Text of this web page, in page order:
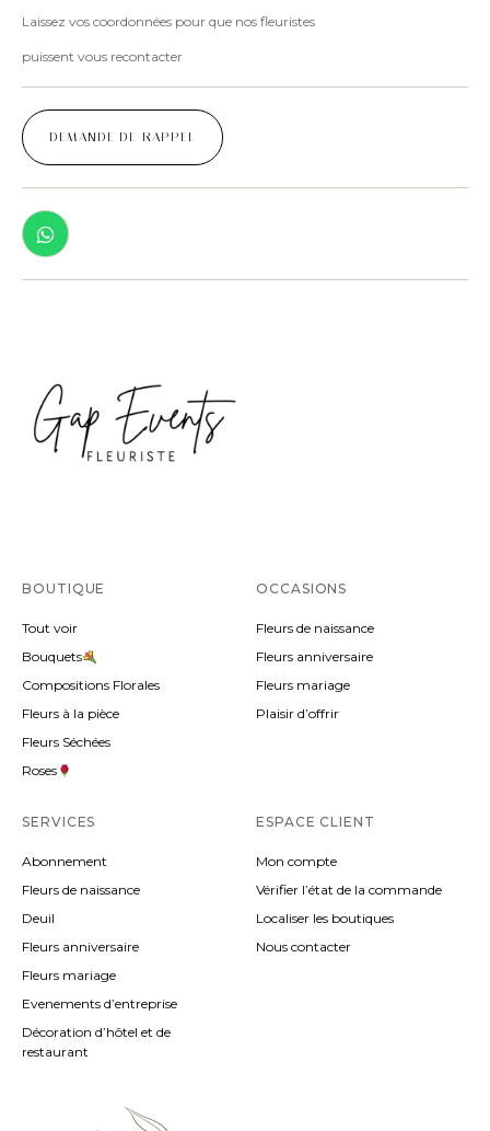
Laissez vos coordonnées pour que nos fleuristes
puissent vous recontacter
DEMANDE DE RAPPEL
BOUTIQUE
Tout voir
Bouquets
Compositions Florales
Fleurs à la pièce
Fleurs Séchées
Roses
OCCASIONS
Fleurs de naissance
Fleurs anniversaire
Fleurs mariage
Plaisir d’offrir
SERVICES
Abonnement
Fleurs de naissance
Deuil
Fleurs anniversaire
Fleurs mariage
Evenements d’entreprise
Décoration d’hôtel et de
restaurant
ESPACE CLIENT
Mon compte
Vérifier l’état de la commande
Localiser les boutiques
Nous contacter